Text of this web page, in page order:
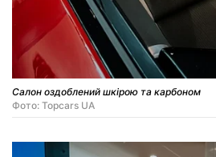
Салон оздоблений шкірою та карбоном
Фото: Topcars UA